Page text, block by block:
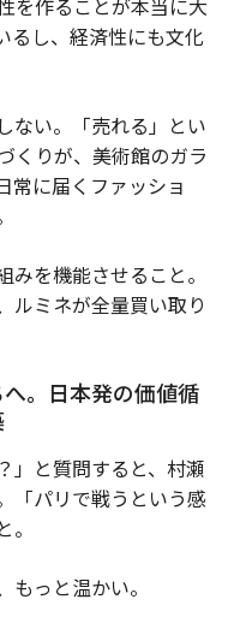
るし、経済性にも文化
ない。「売れる」とい
くりが、美術館のガラ
常に届くファッショ
を機能させること。
ルミネが全量買い取り
。日本発の価値循
」と質問すると、村瀬
「パリで戦うという感
っと温かい。